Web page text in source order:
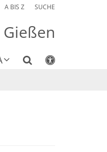
A BIS Z SUCHE